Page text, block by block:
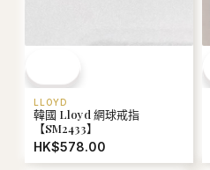
LLOYD
韓國 Lloyd 網球戒指
【SM2433】
HK$578.00